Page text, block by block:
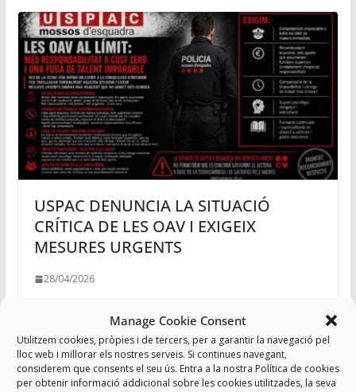
Manage Cookie Consent
Utilitzem cookies, pròpies i de tercers, per a garantir la navegació pel
lloc web i millorar els nostres serveis. Si continues navegant,
considerem que consents el seu ús. Entra a la nostra Política de cookies
per obtenir informació addicional sobre les cookies utilitzades, la seva
USPAC DENUNCIA LA SITUACIÓ
CRÍTICA DE LES OAV I EXIGEIX
MESURES URGENTS
28/04/2026